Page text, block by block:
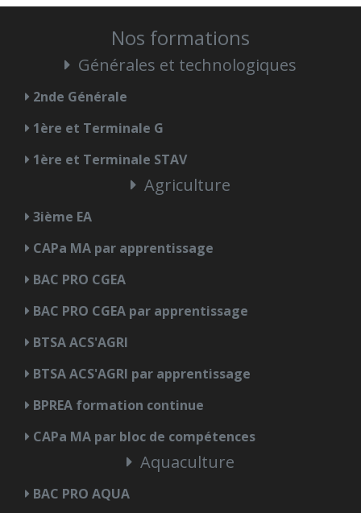
Nos formations
Générales et technologiques
2nde Générale
1ère et Terminale G
1ère et Terminale STAV
Agriculture
3ième EA
CAPa MA par apprentissage
BAC PRO CGEA
BAC PRO CGEA par apprentissage
BTSA ACS'AGRI
BTSA ACS'AGRI par apprentissage
BPREA formation continue
CAPa MA par bloc de compétences
Aquaculture
BAC PRO AQUA